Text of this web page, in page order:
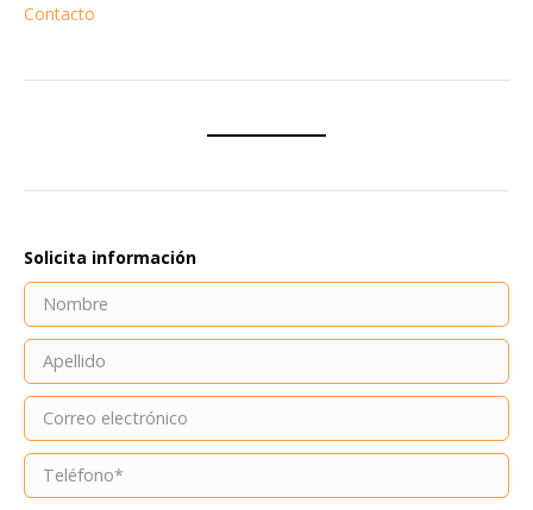
Contacto
Solicita información